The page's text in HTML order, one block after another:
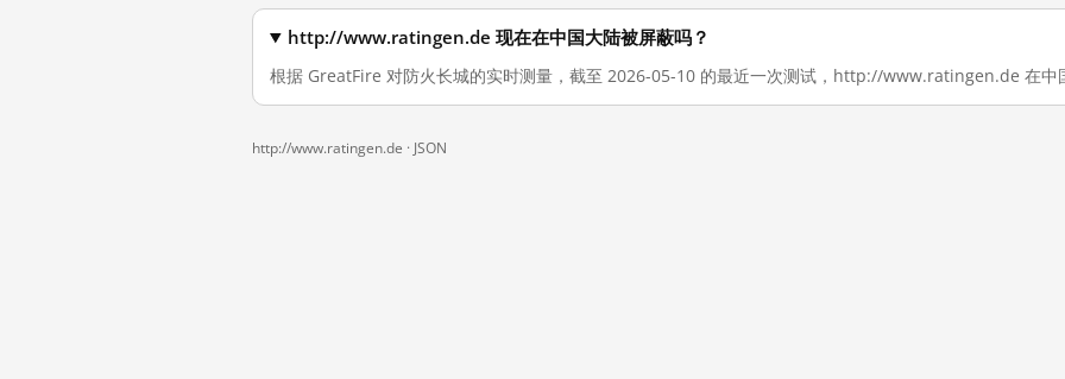
http://www.ratingen.de 现在在中国大陆被屏蔽吗？
根据 GreatFire 对防火长城的实时测量，截至 2026-05-10 的最近一次测试，http://www.ratingen.de 在中
http://www.ratingen.de · JSON